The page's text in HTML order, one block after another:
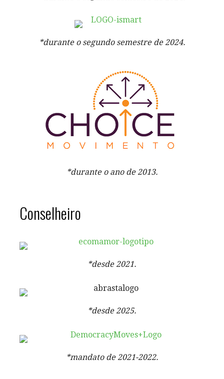
*durante o segundo semestre de 2024.
*durante o ano de 2013.
Conselheiro
*desde 2021.
*desde 2025.
*mandato de 2021-2022.